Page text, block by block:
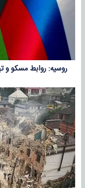
روسیه: روابط مسکو و